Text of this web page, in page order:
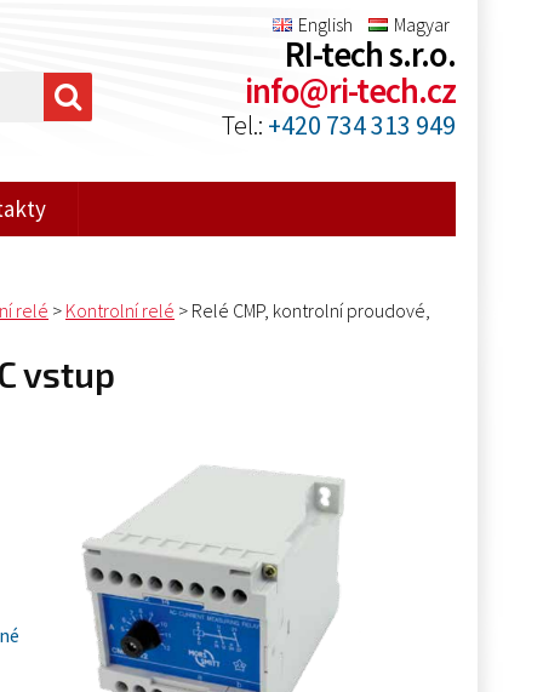
English Magyar
RI-tech s.r.o.
info@ri-tech.cz
Tel.: +420 734 313 949
relé > Kontrolní relé > Relé CMP, kontrolní proudové,
vstup